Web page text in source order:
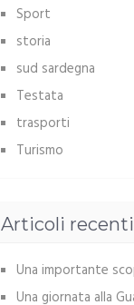
Sport
storia
sud sardegna
Testata
trasporti
Turismo
Articoli recenti
Una importante
Una giornata alla